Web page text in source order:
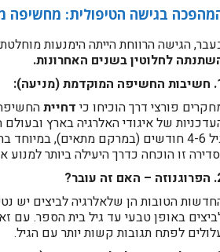
בגישה הטיפולית: מחשיפה
הגישה הרווחת הייתה הימנעות
לחלוטין בשנים האחרונות.
(מניעה):
פורצי דרך הוכיחו כי דחיית
של איגודי האלרגיה בארץ
גיל 4-6 חודשים (במרקם מתאים),
זו הוכחה כדרך היעילה ביותר
עובר?
הטובות הן שלאלרגיה לביצים יש
באופן טבעי עד גיל בית הספר. עם
לפתח תגובות קשות יותר עם הגיל.